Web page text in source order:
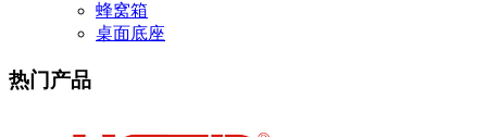
蜂窝箱
桌面底座
热门产品